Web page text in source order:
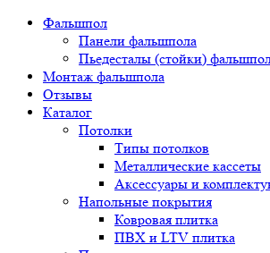
Фальшпол
Панели фальшпола
Пьедесталы (стойки)
Монтаж фальшпола
Отзывы
Каталог
Потолки
Типы потолков
Металлические кассеты
Аксессуары и
Напольные покрытия
Ковровая плитка
ПВХ и LTV плитка